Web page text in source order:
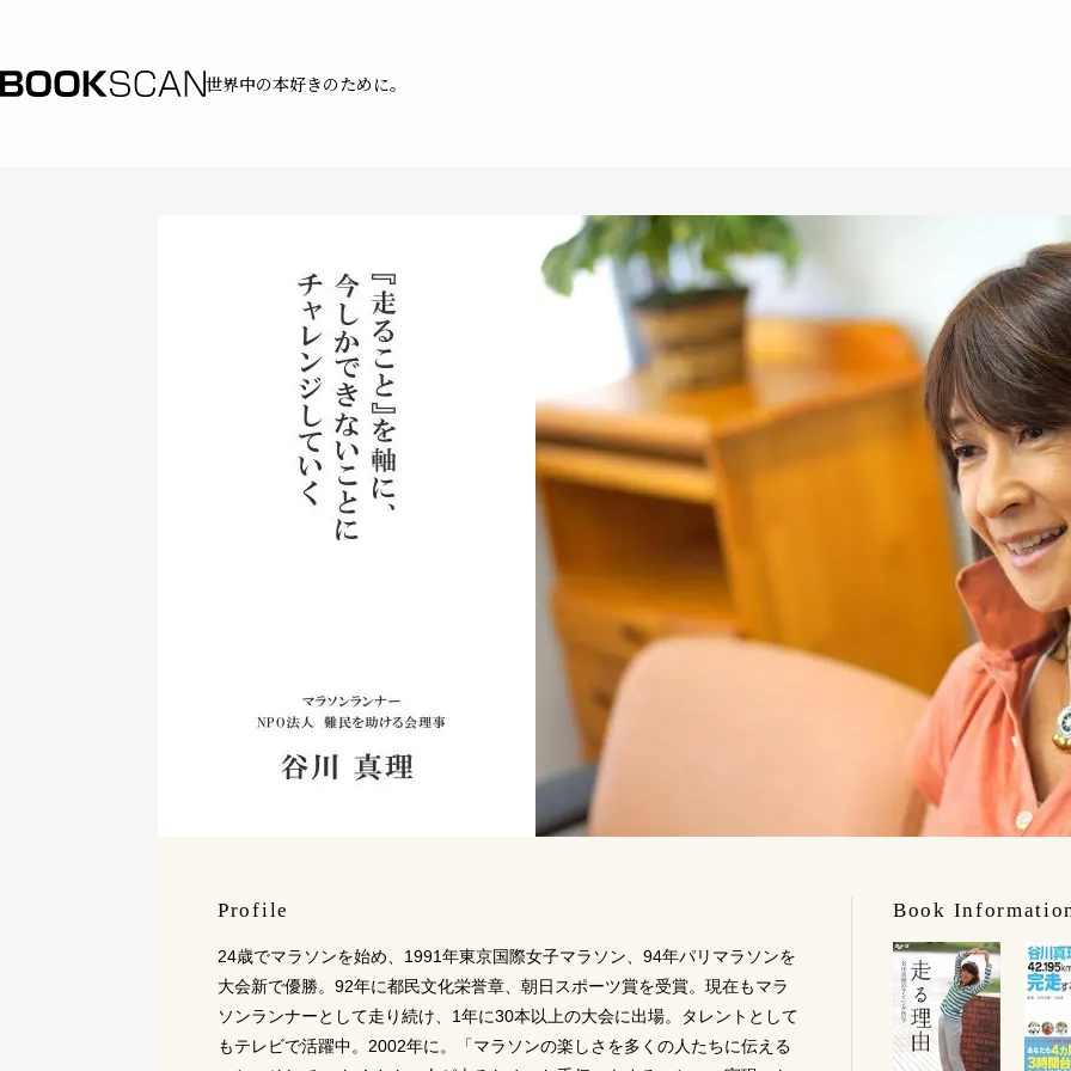
世界中の本好きのために。
Profile
24歳でマラソンを始め、1991年東京国際女子マラソン、94年パリマラソンを
大会新で優勝。92年に都民文化栄誉章、朝日スポーツ賞を受賞。現在もマラ
ソンランナーとして走り続け、1年に30本以上の大会に出場。タレントとして
もテレビで活躍中。2002年に。「マラソンの楽しさを多くの人たちに伝える
Book